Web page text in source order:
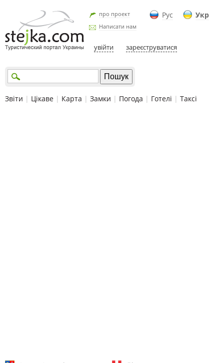
Рус Укр
про проект
Написати нам
увійти зареєструватися
Звіти | Цікаве | Карта | Замки | Погода | Готелі | Таксі